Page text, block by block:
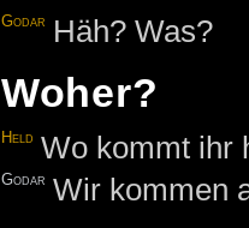
Godar Häh? Was?
Woher?
Held Wo kommt ihr
Godar Wir kommen